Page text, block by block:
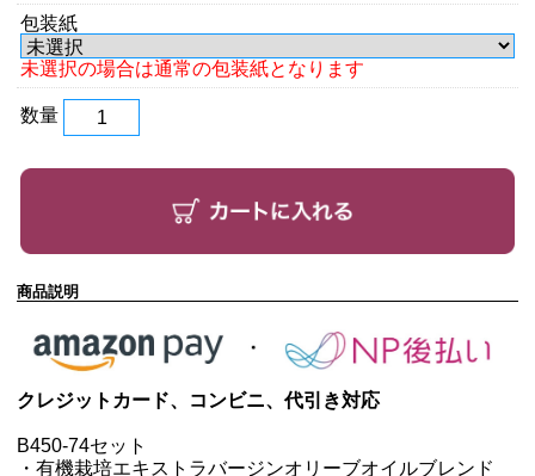
包装紙
未選択の場合は通常の包装紙となります
数量
商品説明
クレジットカード、コンビニ、代引き対応
B450-74セット
・有機栽培エキストラバージンオリーブオイルブレンド